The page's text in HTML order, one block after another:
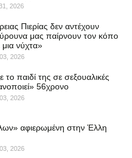
2026
Πιερίας δεν αντέχουν
μας παίρνουν τον κόπο
νύχτα»
2026
το παιδί της σε σεξουαλικές
56χρονο
2026
αφιερωμένη στην Έλλη
2026